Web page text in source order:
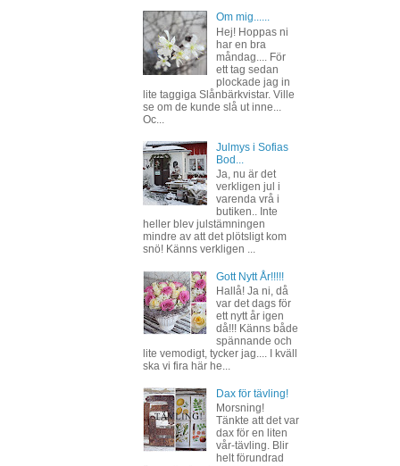
Om mig......
Hej! Hoppas ni
har en bra
måndag.... För
ett tag sedan
plockade jag in
lite taggiga Slånbärkvistar. Ville
se om de kunde slå ut inne...
Oc...
Julmys i Sofias
Bod...
Ja, nu är det
verkligen jul i
varenda vrå i
butiken.. Inte
heller blev julstämningen
mindre av att det plötsligt kom
snö! Känns verkligen ...
Gott Nytt År!!!!!
Hallå! Ja ni, då
var det dags för
ett nytt år igen
då!!! Känns både
spännande och
lite vemodigt, tycker jag.... I kväll
ska vi fira här he...
Dax för tävling!
Morsning!
Tänkte att det var
dax för en liten
vår-tävling. Blir
helt förundrad